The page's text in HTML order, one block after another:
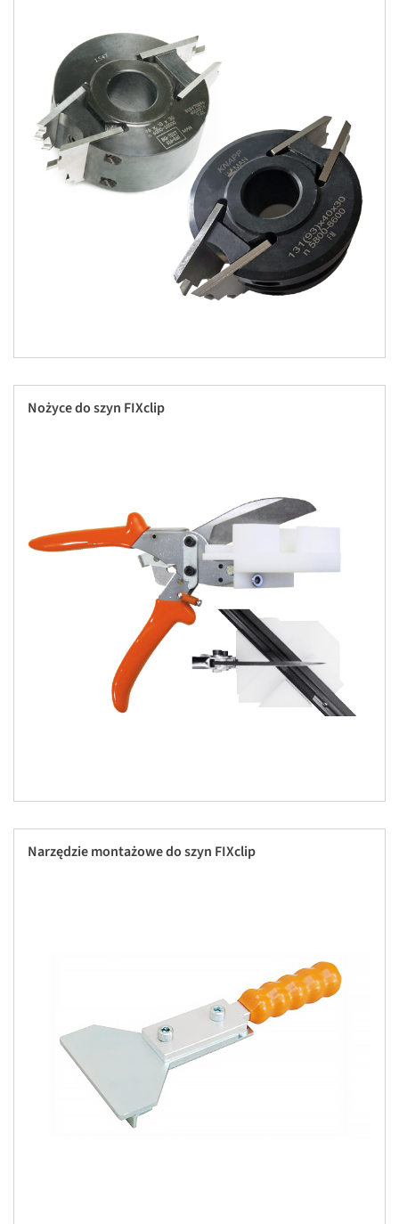
Nożyce do szyn FIXclip
Narzędzie montażowe do szyn FIXclip